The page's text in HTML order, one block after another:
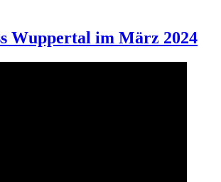
Wuppertal im März 2024